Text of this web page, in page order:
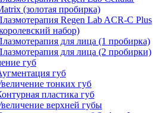
(золотая пробирка)
Regen Lab ACR-C Plus
набор)
для лица (1 пробирка)
для лица (2 пробирки)
губ
губ
тонких губ
пластика губ
верхней губы